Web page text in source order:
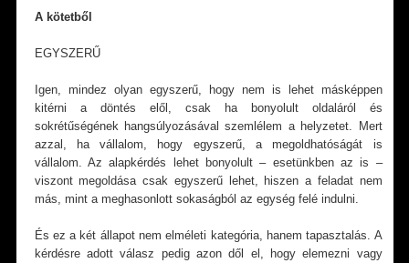
A kötetből
EGYSZERŰ
Igen, mindez olyan egyszerű, hogy nem is lehet másképpen
kitérni a döntés elől, csak ha bonyolult oldaláról és
sokrétűségének hangsúlyozásával szemlélem a helyzetet. Mert
azzal, ha vállalom, hogy egyszerű, a megoldhatóságát is
vállalom. Az alapkérdés lehet bonyolult – esetünkben az is –
viszont megoldása csak egyszerű lehet, hiszen a feladat nem
más, mint a meghasonlott sokaságból az egység felé indulni.
És ez a két állapot nem elméleti kategória, hanem tapasztalás. A
kérdésre adott válasz pedig azon dől el, hogy elemezni vagy